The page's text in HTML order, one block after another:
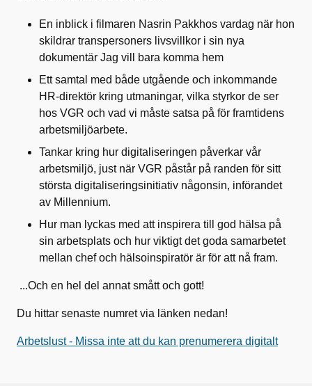
En inblick i filmaren Nasrin Pakkhos vardag när hon
skildrar transpersoners livsvillkor i sin nya
dokumentär Jag vill bara komma hem
Ett samtal med både utgående och inkommande
HR-direktör kring utmaningar, vilka styrkor de ser
hos VGR och vad vi måste satsa på för framtidens
arbetsmiljöarbete.
Tankar kring hur digitaliseringen påverkar vår
arbetsmiljö, just när VGR påstår på randen för sitt
största digitaliseringsinitiativ någonsin, införandet
av Millennium.
Hur man lyckas med att inspirera till god hälsa på
sin arbetsplats och hur viktigt det goda samarbetet
mellan chef och hälsoinspiratör är för att nå fram.
...Och en hel del annat smått och gott!
Du hittar senaste numret via länken nedan!
Arbetslust - Missa inte att du kan prenumerera digitalt